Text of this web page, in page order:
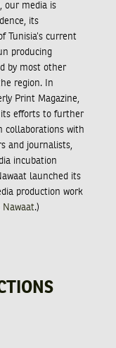
our media is
its
Tunisia’s current
producing
by most other
region. In
Print Magazine,
its efforts to further
collaborations with
and journalists,
incubation
launched its
production work
Nawaat.)